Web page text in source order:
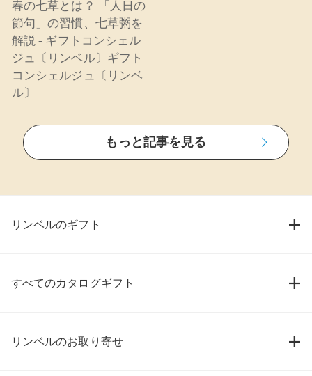
春の七草とは？ 「人日の
節句」の習慣、七草粥を
解説 - ギフトコンシェル
ジュ〔リンベル〕ギフト
コンシェルジュ〔リンベ
ル〕
もっと記事を見る
リンベルのギフト
すべてのカタログギフト
リンベルのお取り寄せ